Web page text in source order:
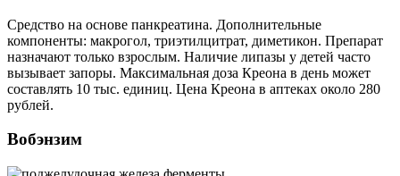
Средство на основе панкреатина. Дополнительные
компоненты: макрогол, триэтилцитрат, диметикон. Препарат
назначают только взрослым. Наличие липазы у детей часто
вызывает запоры. Максимальная доза Креона в день может
составлять 10 тыс. единиц. Цена Креона в аптеках около 280
рублей.
Вобэнзим